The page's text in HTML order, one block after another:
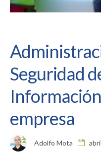
Seguridad
empresa
Adolfo Mota